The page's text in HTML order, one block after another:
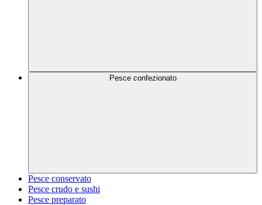
Pesce confezionato
Pesce conservato
Pesce crudo e sushi
Pesce preparato